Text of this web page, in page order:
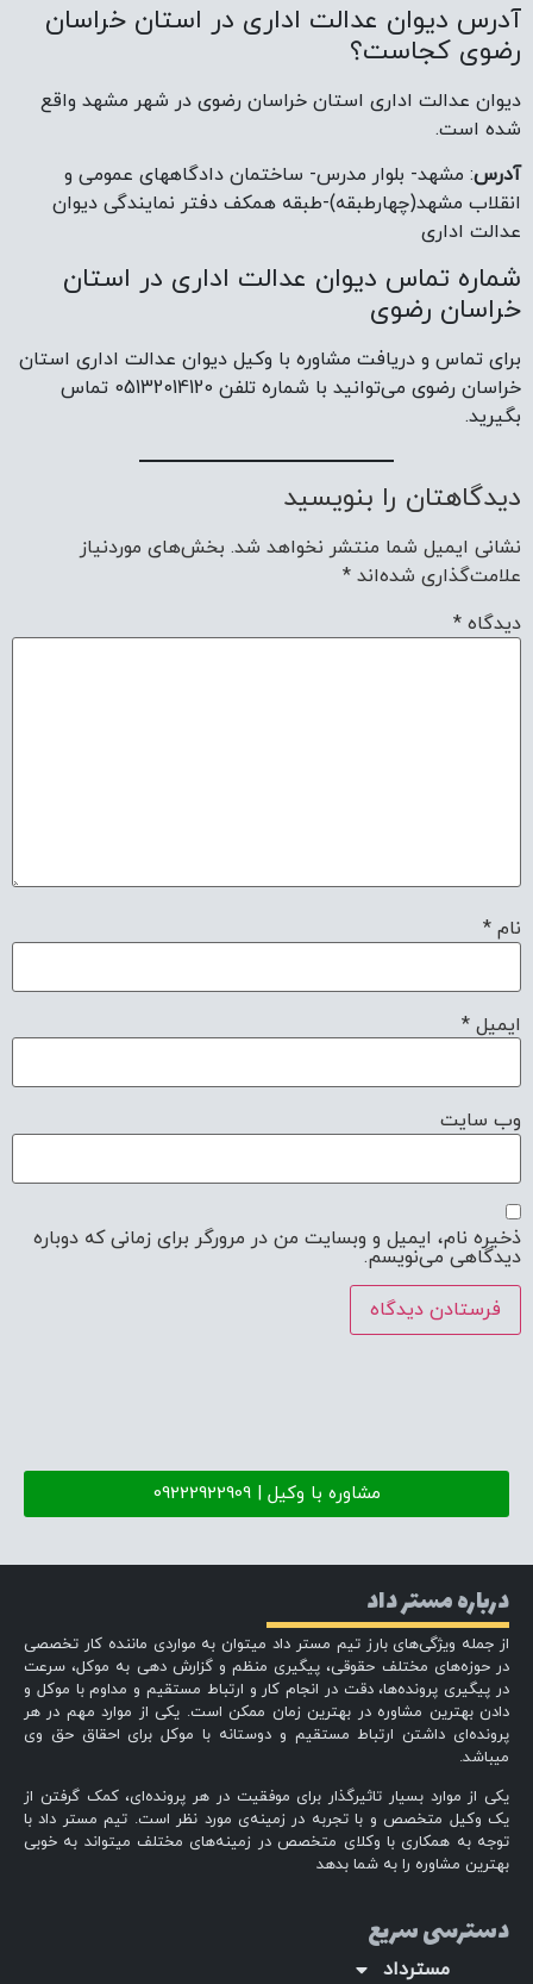
آدرس دیوان عدالت اداری در استان خراسان
رضوی کجاست؟
دیوان عدالت اداری استان خراسان رضوی در شهر مشهد واقع
شده است.
آدرس: مشهد- بلوار مدرس- ساختمان دادگاههای عمومی و
انقلاب مشهد(چهارطبقه)-طبقه همکف دفتر نمایندگی دیوان
عدالت اداری
شماره تماس دیوان عدالت اداری در استان
خراسان رضوی
برای تماس و دریافت مشاوره با وکیل دیوان عدالت اداری استان
خراسان رضوی می‌توانید با شماره تلفن 05132014120 تماس
بگیرید.
دیدگاهتان را بنویسید
نشانی ایمیل شما منتشر نخواهد شد. بخش‌های موردنیاز
علامت‌گذاری شده‌اند *
دیدگاه *
نام *
ایمیل *
وب‌ سایت
ذخیره نام، ایمیل و وبسایت من در مرورگر برای زمانی که دوباره
دیدگاهی می‌نویسم.
مشاوره با وکیل | 09222922909
درباره مستر داد
از جمله ویژگی‌های بارز تیم مستر داد میتوان به مواردی ماننده کار تخصصی
در حوزه‌های مختلف حقوقی، پیگیری منظم و گزارش دهی به موکل، سرعت
در پیگیری پرونده‌ها، دقت در انجام کار و ارتباط مستقیم و مداوم با موکل و
دادن بهترین مشاوره در بهترین زمان ممکن است. یکی از موارد مهم در هر
پرونده‌ای داشتن ارتباط مستقیم و دوستانه با موکل برای احقاق حق وی
میباشد.
یکی از موارد بسیار تاثیرگذار برای موفقیت در هر پرونده‌ای، کمک گرفتن از
یک وکیل متخصص و با تجربه در زمینه‌ی مورد نظر است. تیم مستر داد با
توجه به همکاری با وکلای متخصص در زمینه‌های مختلف میتواند به خوبی
بهترین مشاوره را به شما بدهد
دسترسی سریع
مسترداد